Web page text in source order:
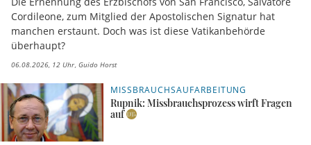
Cordileone, zum Mitglied der Apostolischen Signatur hat
manchen erstaunt. Doch was ist diese Vatikanbehörde
überhaupt?
06.08.2026, 12 Uhr Guido Horst
MISSBRAUCHSAUFARBEITUNG
Rupnik: Missbrauchsprozess wirft Fragen
auf